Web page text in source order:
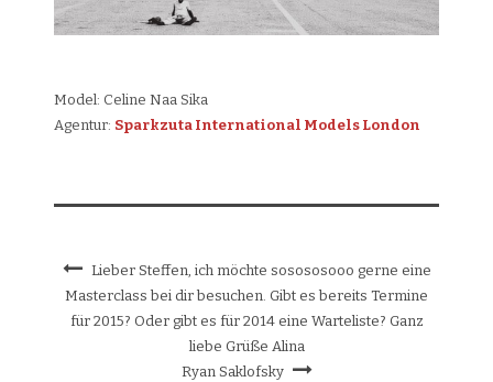
Model: Celine Naa Sika
Agentur: Sparkzuta International Models London
Lieber Steffen, ich möchte sosososooo gerne eine
Masterclass bei dir besuchen. Gibt es bereits Termine
für 2015? Oder gibt es für 2014 eine Warteliste? Ganz
liebe Grüße Alina
Ryan Saklofsky